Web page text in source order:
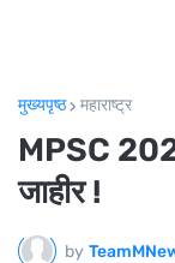
मुख्यपृष्ठ महाराष्ट्र
MPSC
जाहीर !
by